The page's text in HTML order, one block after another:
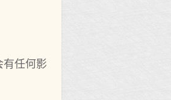
有任何影